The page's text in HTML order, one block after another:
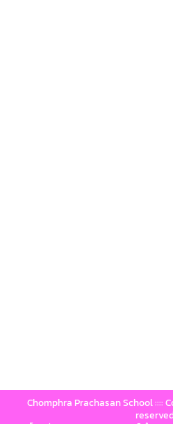
Chomphra Prachasan School ::::